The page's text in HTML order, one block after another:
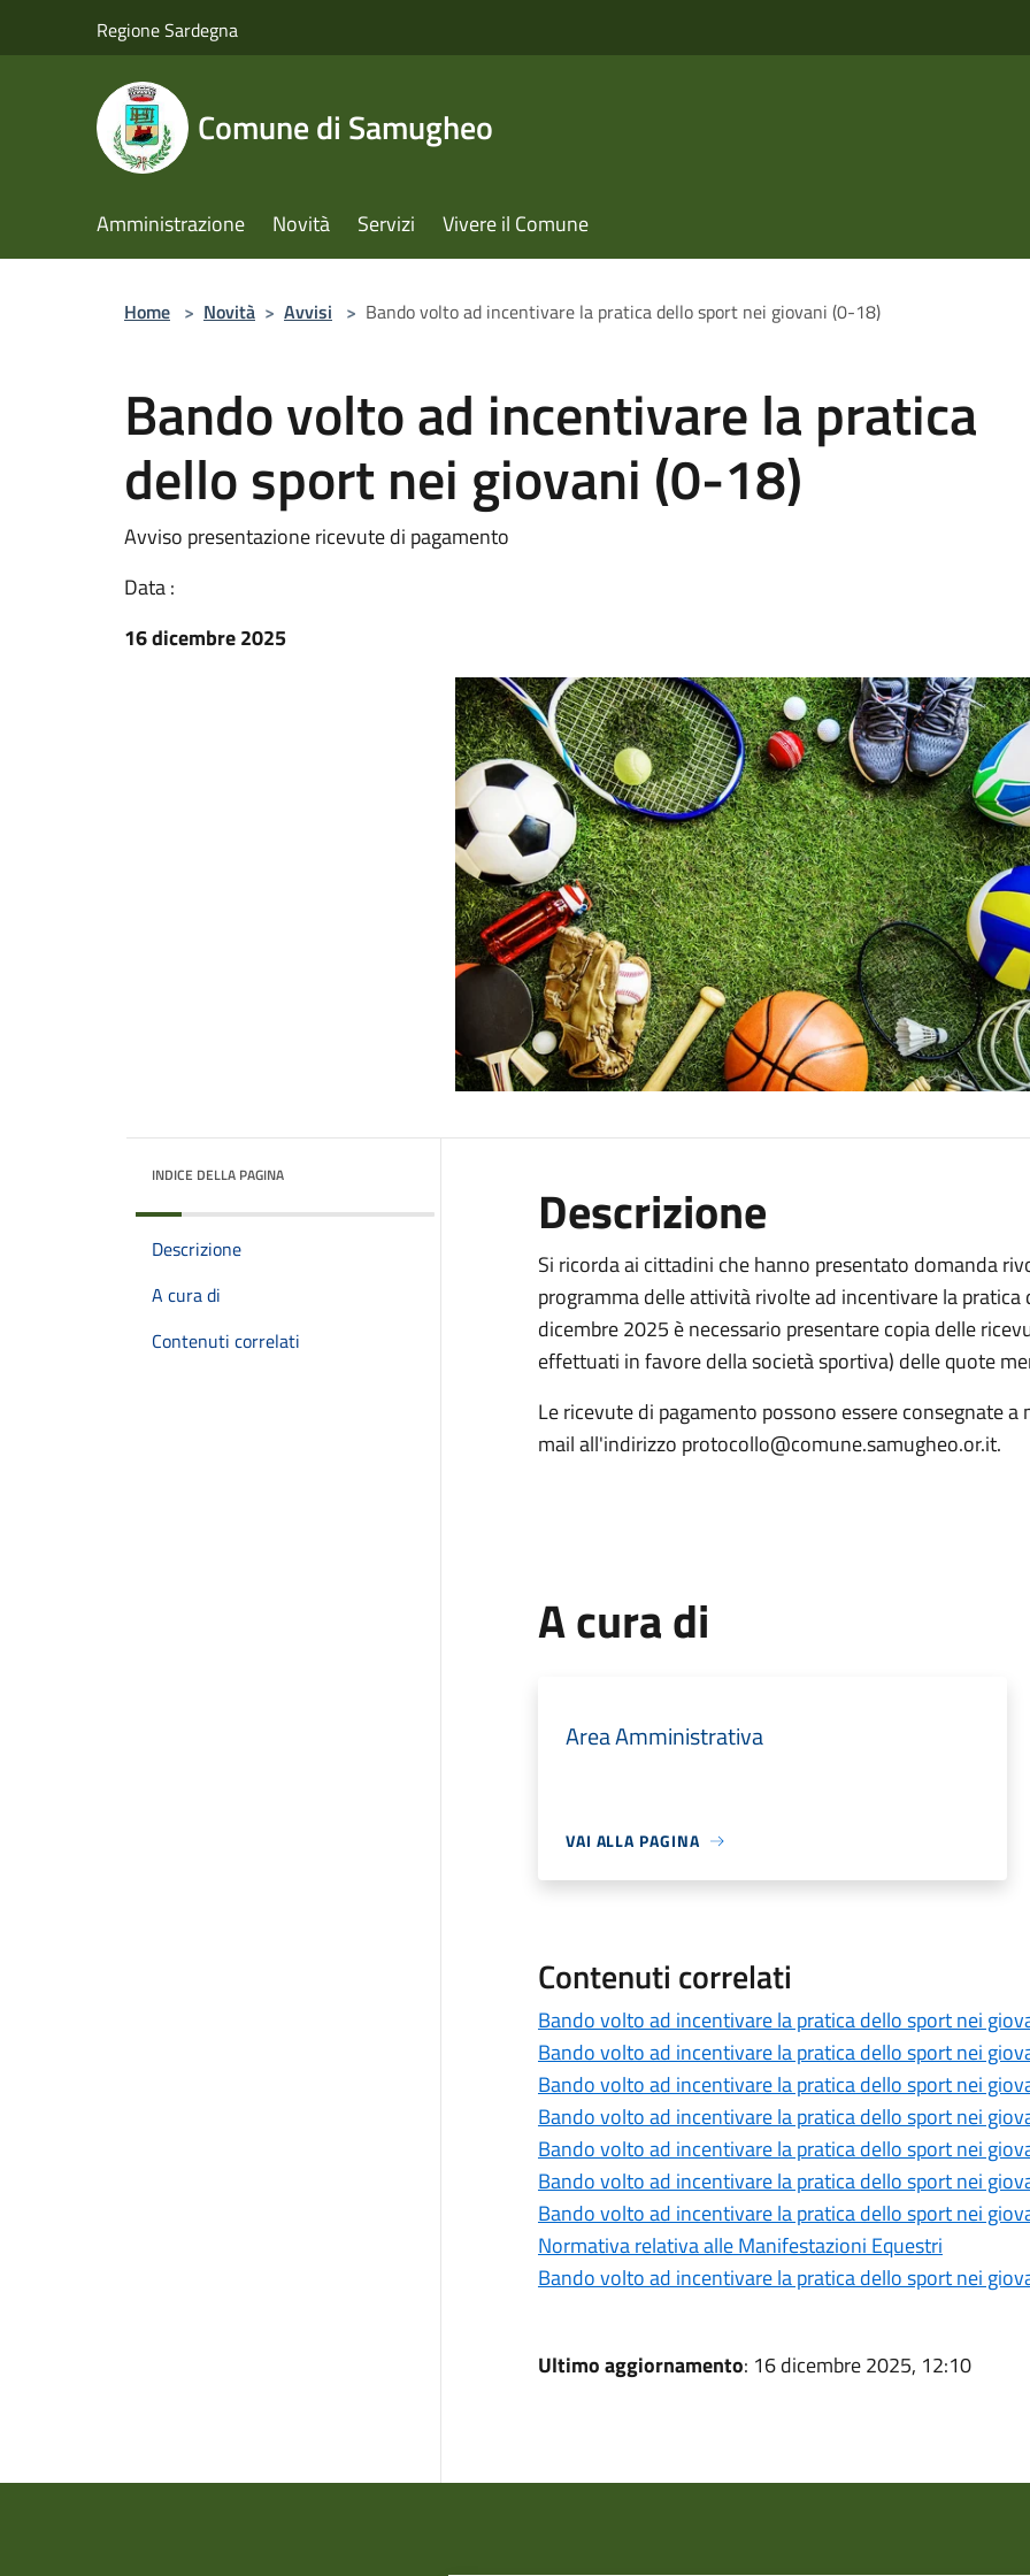
Regione Sardegna
Comune di Samugheo
Amministrazione Novità Servizi Vivere il Comune
Home > Novità > Avvisi > Bando volto ad incentivare la pratica dello sport nei giovani (0-18)
Bando volto ad incentivare la pratica
dello sport nei giovani (0-18)
Avviso presentazione ricevute di pagamento
Data :
16 dicembre 2025
INDICE DELLA PAGINA
Descrizione
A cura di
Contenuti correlati
Descrizione
Si ricorda ai cittadini che hanno presentato domanda
programma delle attività rivolte ad incentivare la
dicembre 2025 è necessario presentare copia delle
effettuati in favore della società sportiva) delle quote
Le ricevute di pagamento possono essere consegnate
mail all'indirizzo protocollo@comune.samugheo.or.it.
A cura di
Area Amministrativa
VAI ALLA PAGINA
Contenuti correlati
Bando volto ad incentivare la pratica dello sport nei
Bando volto ad incentivare la pratica dello sport nei
Bando volto ad incentivare la pratica dello sport nei
Bando volto ad incentivare la pratica dello sport nei
Bando volto ad incentivare la pratica dello sport nei
Bando volto ad incentivare la pratica dello sport nei
Bando volto ad incentivare la pratica dello sport nei
Normativa relativa alle Manifestazioni Equestri
Bando volto ad incentivare la pratica dello sport nei
Ultimo aggiornamento: 16 dicembre 2025, 12:10